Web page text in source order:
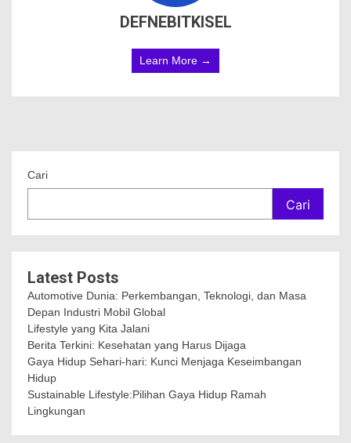
DEFNEBITKISEL
Learn More →
Cari
Cari
Latest Posts
Automotive Dunia: Perkembangan, Teknologi, dan Masa
Depan Industri Mobil Global
Lifestyle yang Kita Jalani
Berita Terkini: Kesehatan yang Harus Dijaga
Gaya Hidup Sehari-hari: Kunci Menjaga Keseimbangan
Hidup
Sustainable Lifestyle:Pilihan Gaya Hidup Ramah
Lingkungan